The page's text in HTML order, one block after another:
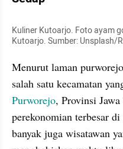
Kuliner Kutoarjo. Foto ayam
Kutoarjo. Sumber: Unsplash/
Menurut laman
Purworejo, Provinsi
perekonomian terbesar
banyak juga wisatawan